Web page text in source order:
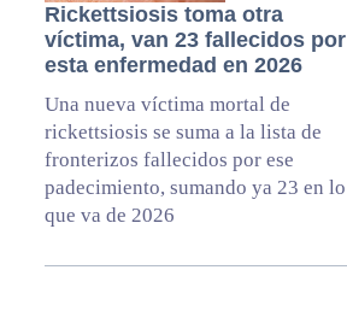
Rickettsiosis toma otra
víctima, van 23 fallecidos por
esta enfermedad en 2026
Una nueva víctima mortal de
rickettsiosis se suma a la lista de
fronterizos fallecidos por ese
padecimiento, sumando ya 23 en lo
que va de 2026